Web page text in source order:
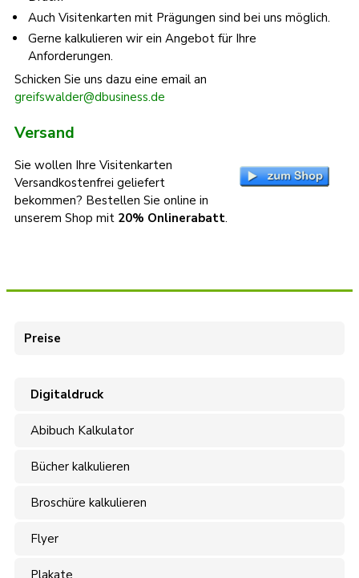
Preise
Digitaldruck
Abibuch Kalkulator
Bücher kalkulieren
Broschüre kalkulieren
Flyer
Plakate
Auch Visitenkarten mit Prägungen sind bei uns möglich.
Gerne kalkulieren wir ein Angebot für Ihre
Anforderungen.
Schicken Sie uns dazu eine email an
greifswalder@dbusiness.de
Versand
Sie wollen Ihre Visitenkarten
Versandkostenfrei geliefert
bekommen? Bestellen Sie online in
unserem Shop mit 20% Onlinerabatt.